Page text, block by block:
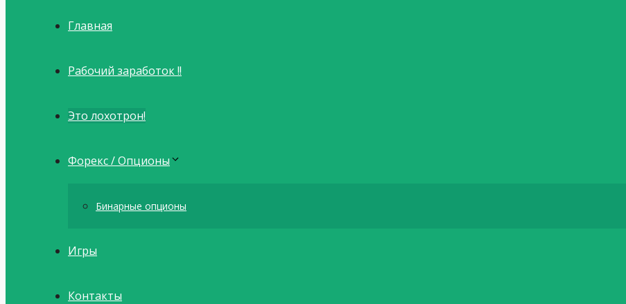
Главная
Рабочий заработок !!
Это лохотрон!
Форекс / Опционы
Бинарные опционы
Игры
Контакты